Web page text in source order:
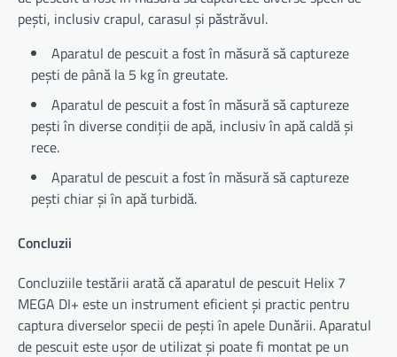
pești, inclusiv crapul, carasul și păstrăvul.
Aparatul de pescuit a fost în măsură să captureze
pești de până la 5 kg în greutate.
Aparatul de pescuit a fost în măsură să captureze
pești în diverse condiții de apă, inclusiv în apă caldă și
rece.
Aparatul de pescuit a fost în măsură să captureze
pești chiar și în apă turbidă.
Concluzii
Concluziile testării arată că aparatul de pescuit Helix 7
MEGA DI+ este un instrument eficient și practic pentru
captura diverselor specii de pești în apele Dunării. Aparatul
de pescuit este ușor de utilizat și poate fi montat pe un